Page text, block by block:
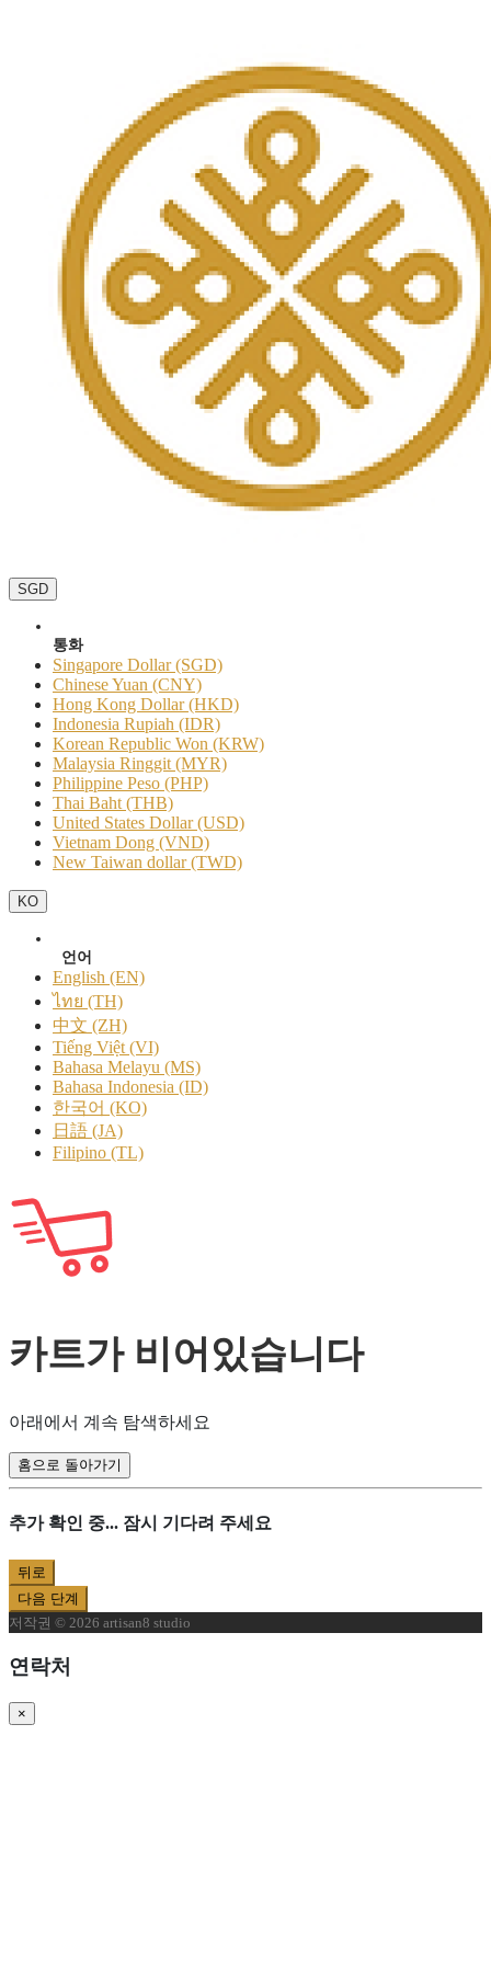
SGD
통화
Singapore Dollar (SGD)
Chinese Yuan (CNY)
Hong Kong Dollar (HKD)
Indonesia Rupiah (IDR)
Korean Republic Won (KRW)
Malaysia Ringgit (MYR)
Philippine Peso (PHP)
Thai Baht (THB)
United States Dollar (USD)
Vietnam Dong (VND)
New Taiwan dollar (TWD)
KO
언어
English (EN)
ไทย (TH)
中文 (ZH)
Tiếng Việt (VI)
Bahasa Melayu (MS)
Bahasa Indonesia (ID)
한국어 (KO)
日語 (JA)
Filipino (TL)
카트가 비어있습니다
아래에서 계속 탐색하세요
홈으로 돌아가기
추가 확인 중... 잠시 기다려 주세요
뒤로
다음 단계
저작권 © 2026 artisan8 studio
연락처
×